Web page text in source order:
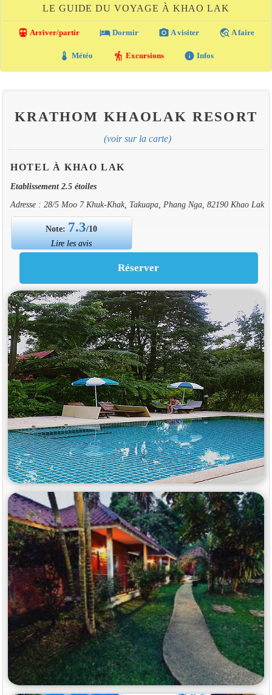
LE GUIDE DU VOYAGE À KHAO LAK
directions_transit Arriver/partir local_hotel Dormir photo_camera A visiter travel_explore A faire
thermostat Météo hiking Excursions info Infos
KRATHOM KHAOLAK RESORT
(voir sur la carte)
HOTEL À KHAO LAK
Etablissement 2.5 étoiles
Adresse : 28/5 Moo 7 Khuk-Khak, Takuapa, Phang Nga, 82190 Khao Lak
Note: 7.3/10
Lire les avis